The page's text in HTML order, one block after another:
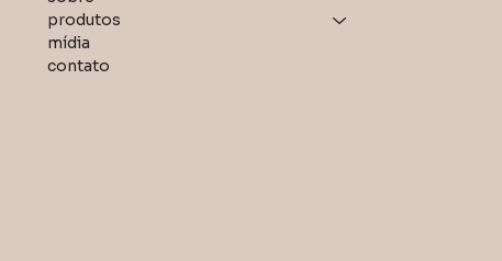
produtos
mídia
contato